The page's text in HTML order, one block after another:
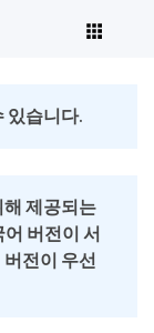
있습니다.
제공되는
버전이 서
전이 우선